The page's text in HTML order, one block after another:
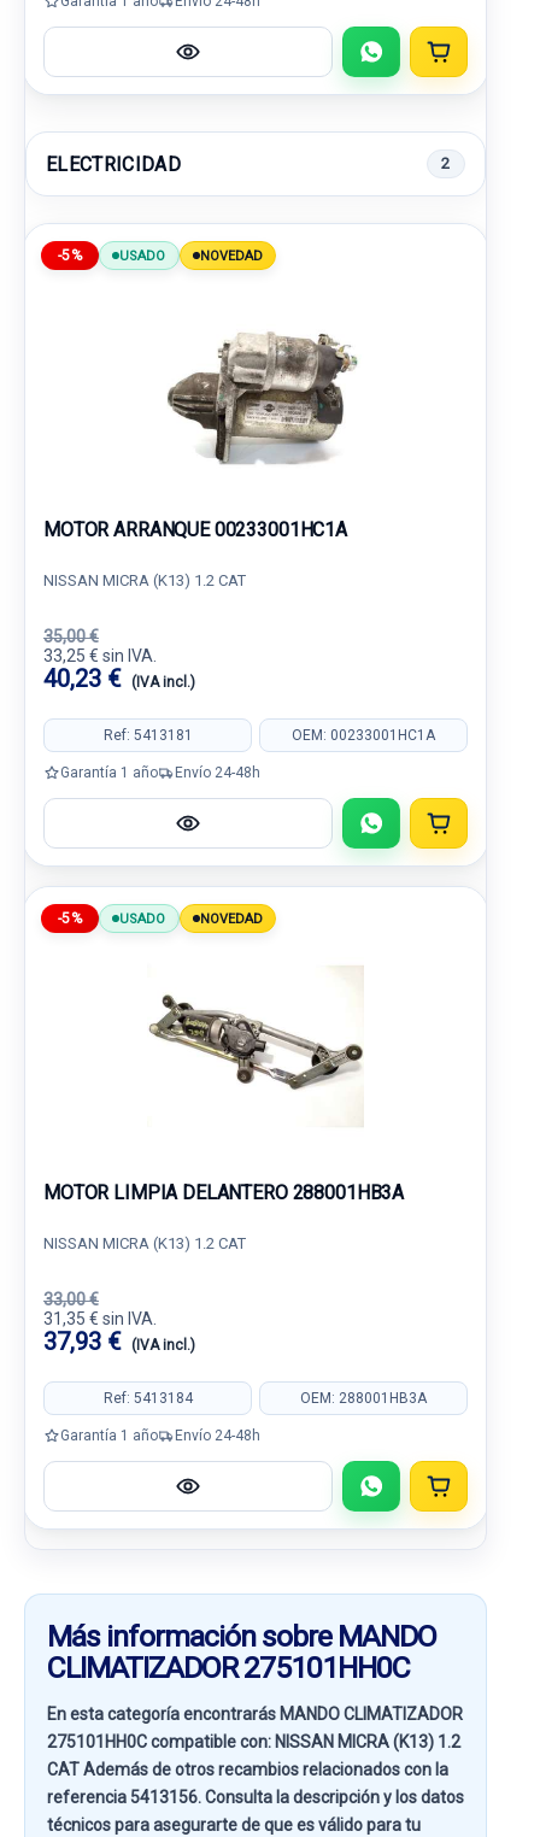
ELECTRICIDAD 2
-5% USADO NOVEDAD
MOTOR ARRANQUE 00233001HC1A
NISSAN MICRA (K13) 1.2 CAT
35,00 €
33,25 € sin IVA.
40,23 € (IVA incl.)
Ref: 5413181 OEM: 00233001HC1A
Garantía 1 año Envío 24-48h
-5% USADO NOVEDAD
MOTOR LIMPIA DELANTERO 288001HB3A
NISSAN MICRA (K13) 1.2 CAT
33,00 €
31,35 € sin IVA.
37,93 € (IVA incl.)
Ref: 5413184 OEM: 288001HB3A
Garantía 1 año Envío 24-48h
Más información sobre MANDO
CLIMATIZADOR 275101HH0C
En esta categoría encontrarás MANDO CLIMATIZADOR
275101HH0C compatible con: NISSAN MICRA (K13) 1.2
CATAdemás de otros recambios relacionados con la
referencia 5413156. Consulta la descripción y los datos
técnicos para asegurarte de que es válido para tu